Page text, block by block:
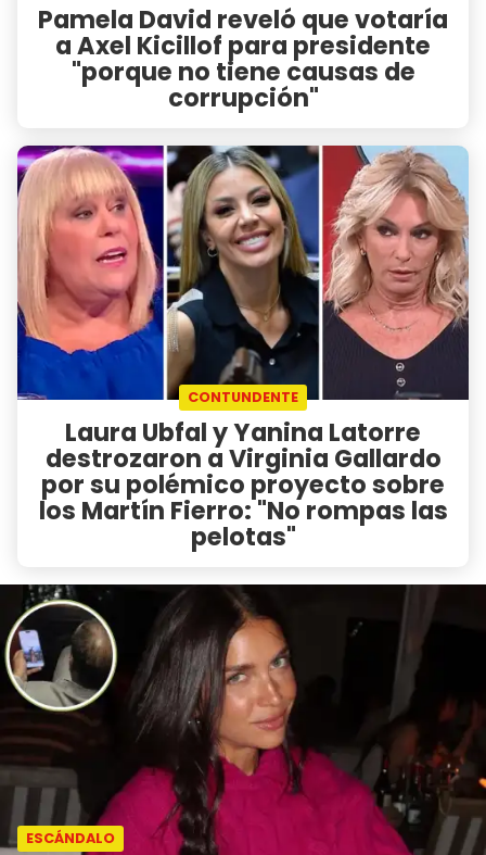
Pamela David reveló que votaría
a Axel Kicillof para presidente
"porque no tiene causas de
corrupción"
CONTUNDENTE
Laura Ubfal y Yanina Latorre
destrozaron a Virginia Gallardo
por su polémico proyecto sobre
los Martín Fierro: "No rompas las
pelotas"
ESCÁNDALO